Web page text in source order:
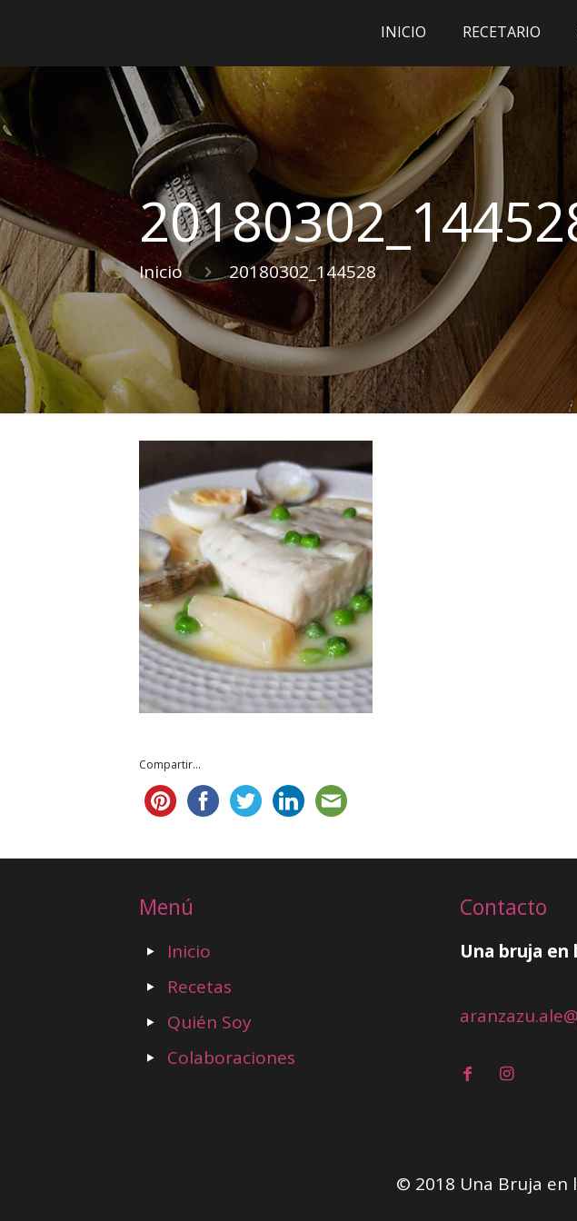
INICIO RECETARIO
Inicio 20180302_144528
Compartir...
Menú
Inicio
Recetas
Quién Soy
Colaboraciones
Contacto
Una bruja en
© 2018 Una Bruja en